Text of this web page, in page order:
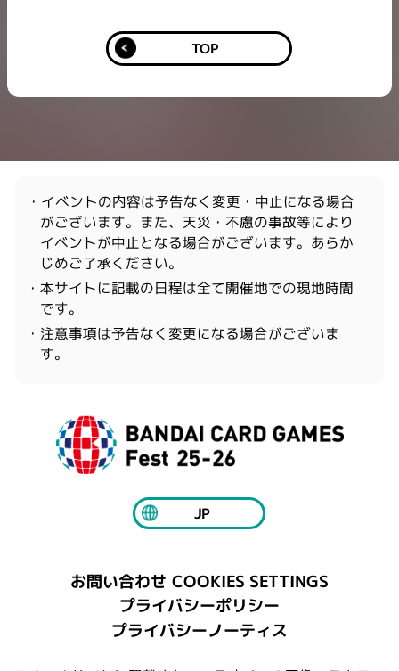
TOP
・イベントの内容は予告なく変更・中止になる場合
がございます。また、天災・不慮の事故等により
イベントが中止となる場合がございます。あらか
じめご了承ください。
・本サイトに記載の日程は全て開催地での現地時間
です。
・注意事項は予告なく変更になる場合がございま
す。
JP
お問い合わせ COOKIES SETTINGS
プライバシーポリシー
プライバシーノーティス